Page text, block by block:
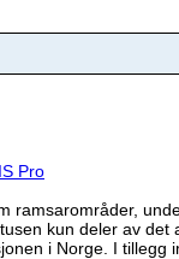
Pro
ramsarområder,
kun deler av
i Norge. I